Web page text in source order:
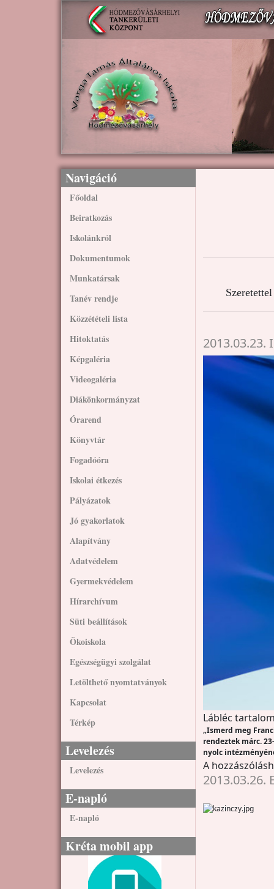
Ugrás a tartalomra
Navigáció
Főoldal
Beiratkozás
Iskolánkról
Dokumentumok
Munkatársak
Tanév rendje
Közzétételi lista
Hitoktatás
Képgaléria
Videogaléria
Diákönkormányzat
Órarend
Könyvtár
Fogadóóra
Iskolai étkezés
Pályázatok
Jó gyakorlatok
Alapítvány
Adatvédelem
Gyermekvédelem
Hírarchívum
Süti beállítások
Ökoiskola
Egészségügyi szolgálat
Letölthető nyomtatványok
Kapcsolat
Térkép
Levelezés
Levelezés
E-napló
E-napló
Kréta mobil app
2013.03.23.
Lábléc
„Ismerd meg
rendeztek márc.
nyolc
A
2013.03.26.